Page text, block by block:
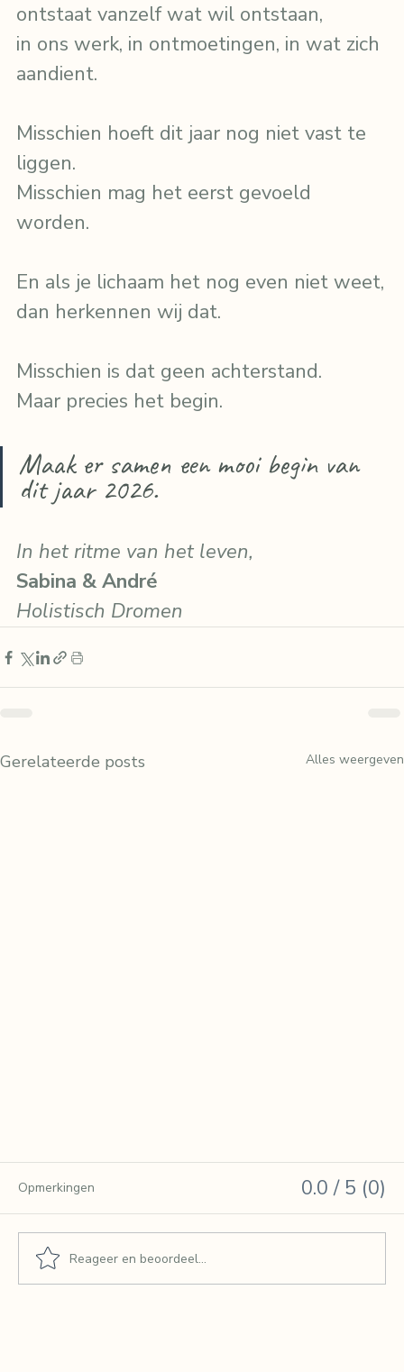
ontstaat vanzelf wat wil ontstaan,
in ons werk, in ontmoetingen, in wat zich
aandient.
Misschien hoeft dit jaar nog niet vast te
liggen.
Misschien mag het eerst gevoeld
worden.
En als je lichaam het nog even niet weet,
dan herkennen wij dat.
Misschien is dat geen achterstand.
Maar precies het begin.
Maak er samen een mooi begin van
dit jaar 2026.
In het ritme van het leven,
Sabina & André
Holistisch Dromen
Gerelateerde posts Alles weergeven
Opmerkingen 0.0 / 5 (0)
Reageer en beoordeel...